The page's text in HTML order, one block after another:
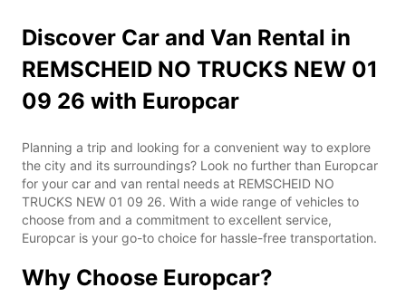
Discover Car and Van Rental in
REMSCHEID NO TRUCKS NEW 01
09 26 with Europcar
Planning a trip and looking for a convenient way to explore
the city and its surroundings? Look no further than Europcar
for your car and van rental needs at REMSCHEID NO
TRUCKS NEW 01 09 26. With a wide range of vehicles to
choose from and a commitment to excellent service,
Europcar is your go-to choice for hassle-free transportation.
Why Choose Europcar?